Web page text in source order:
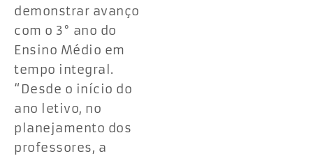
demonstrar avanço
com o 3° ano do
Ensino Médio em
tempo integral.
“Desde o início do
ano letivo, no
planejamento dos
professores, a